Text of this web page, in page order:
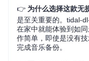
👉 为什么选择这款无
是至关重要的。tidal-
在家中就能体验到如
作简单，即使是没有
完成音乐备份。